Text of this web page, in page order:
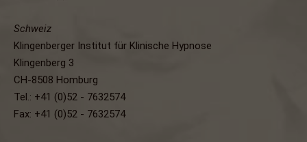
Schweiz
Klingenberger Institut für Klinische Hypnose
Klingenberg 3
CH-8508 Homburg
Tel.: +41 (0)52 - 7632574
Fax: +41 (0)52 - 7632574